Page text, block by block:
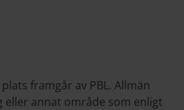
framgår av PBL. Allmän
eller annat område som enligt